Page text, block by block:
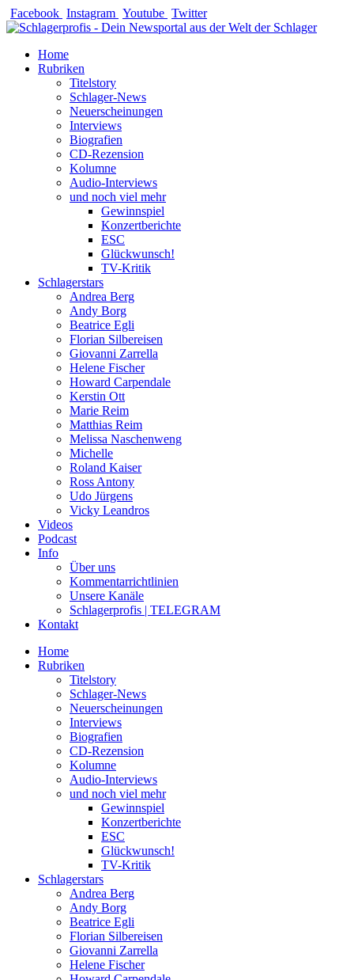
Zum
Inhalt
Facebook Instagram Youtube Twitter
Home
Rubriken
Titelstory
Schlager-News
Neuerscheinungen
Interviews
Biografien
CD-Rezension
Kolumne
Audio-Interviews
und noch viel mehr
Gewinnspiel
Konzertberichte
ESC
Glückwunsch!
TV-Kritik
Schlagerstars
Andrea Berg
Andy Borg
Beatrice Egli
Florian Silbereisen
Giovanni Zarrella
Helene Fischer
Howard Carpendale
Kerstin Ott
Marie Reim
Matthias Reim
Melissa Naschenweng
Michelle
Roland Kaiser
Ross Antony
Udo Jürgens
Vicky Leandros
Videos
Podcast
Info
Über uns
Kommentarrichtlinien
Unsere Kanäle
Schlagerprofis | TELEGRAM
Kontakt
Home
Rubriken
Titelstory
Schlager-News
Neuerscheinungen
Interviews
Biografien
CD-Rezension
Kolumne
Audio-Interviews
und noch viel mehr
Gewinnspiel
Konzertberichte
ESC
Glückwunsch!
TV-Kritik
Schlagerstars
Andrea Berg
Andy Borg
Beatrice Egli
Florian Silbereisen
Giovanni Zarrella
Helene Fischer